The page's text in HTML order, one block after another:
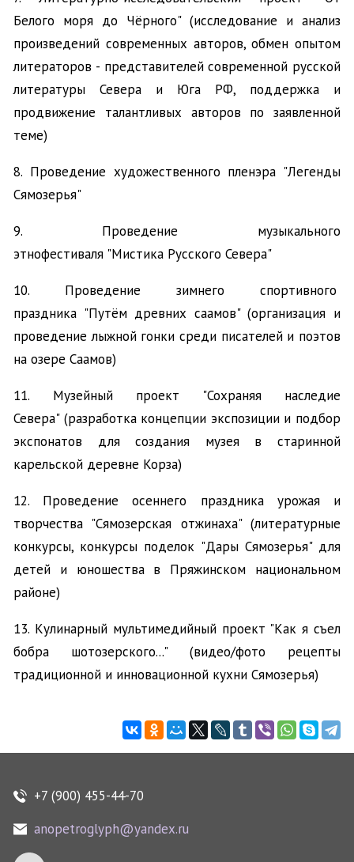
Белого моря до Чёрного" (исследование и анализ
произведений современных авторов, обмен опытом
литераторов - представителей современной русской
литературы Севера и Юга РФ, поддержка и
продвижение талантливых авторов по заявленной
теме)
8. Проведение художественного пленэра "Легенды
Сямозерья"
9. Проведение музыкального
этнофестиваля "Мистика Русского Севера"
10. Проведение зимнего спортивного
праздника "Путём древних саамов" (организация и
проведение лыжной гонки среди писателей и поэтов
на озере Саамов)
11. Музейный проект "Сохраняя наследие
Севера" (разработка концепции экспозиции и подбор
экспонатов для создания музея в старинной
карельской деревне Корза)
12. Проведение осеннего праздника урожая и
творчества "Сямозерская отжинаха" (литературные
конкурсы, конкурсы поделок "Дары Сямозерья" для
детей и юношества в Пряжинском национальном
районе)
13. Кулинарный мультимедийный проект "Как я съел
бобра шотозерского..." (видео/фото рецепты
традиционной и инновационной кухни Сямозерья)
+7 (900) 455-44-70
anopetroglyph@yandex.ru